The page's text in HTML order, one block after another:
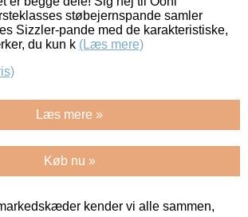
støbejernspande samler
Sizzler-pande med de karakteristiske,
du kun k (Læs mere)
Læs mere »
Køb nu »
kender vi alle sammen,